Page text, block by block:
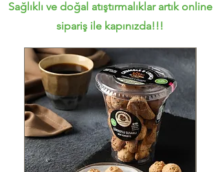
Sağlıklı ve doğal atıştırmalıklar artık online
sipariş ile kapınızda!!!